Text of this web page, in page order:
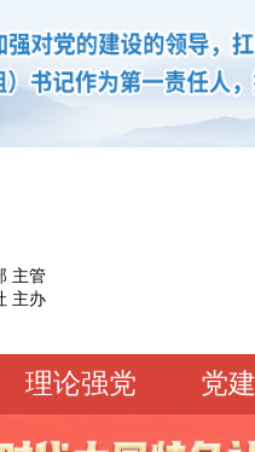
主管
主办
理论强党 党
台 学习园地